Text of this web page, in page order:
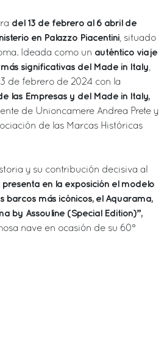
del 13 de febrero al 6 abril de
en Palazzo Piacentini , situado
Ideada como un auténtico viaje
significativas del Made in Italy
de febrero de 2024 con la
las Empresas y del Made in Italy,
de Unioncamere Andrea Prete y
de las Marcas Históricas
y su contribución decisiva al
presenta en la exposición el modelo
barcos más icónicos, el Aquarama,
by Assouline (Special Edition)”,
nave en ocasión de su 60°